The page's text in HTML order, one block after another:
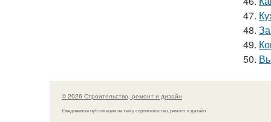
47.
48.
49.
50.
© 2026 Строительство, ремонт и дизайн
Ежедневные публикации на тему строительство, ремонт и дизайн